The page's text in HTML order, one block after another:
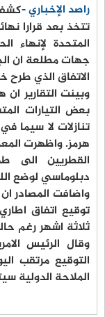
راصد الإخباري -
تتخذ بعد قرارا
المتحدة لإنهاء
جهات مطلعة ان
الاتفاق الذي طرح
وبينت التقارير
بعض التيارات
تنازلات لا سيما
هرمز. واظهرت
القطريين الى
دبلوماسي لوضع
واضافت المصادر
توقيع اتفاق
ثلاثة اشهر رغم
وقال الرئيس
التوقيع مرتقب
الملاحة الدولية